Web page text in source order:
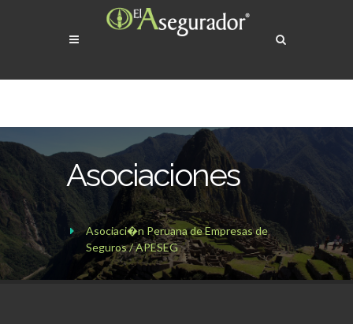
Asociaciones
Asociaci�n Peruana de Empresas de
Seguros / APESEG